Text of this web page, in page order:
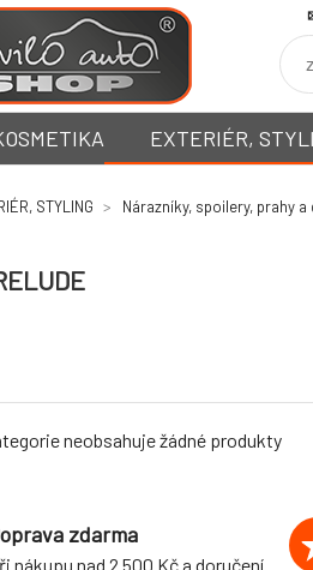
EXTERIÉR,
STYLING Nárazníky, spoilery, prahy a
neobsahuje žádné produkty
zdarma
nákupu nad 2 500 Kč a doručení